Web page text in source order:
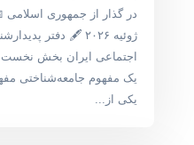
ژوئیه ۲۰۲۶ 🖋 دفتر
اجتماعی ایران بخش نخست:
یک مفهوم جامعه‌شناختی
یکی از...